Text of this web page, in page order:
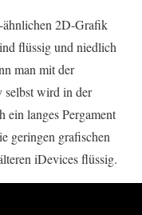
2D-Grafik
flüssig und niedlich
man mit der
selbst wird in der
langes Pergament
geringen grafischen
iDevices flüssig.